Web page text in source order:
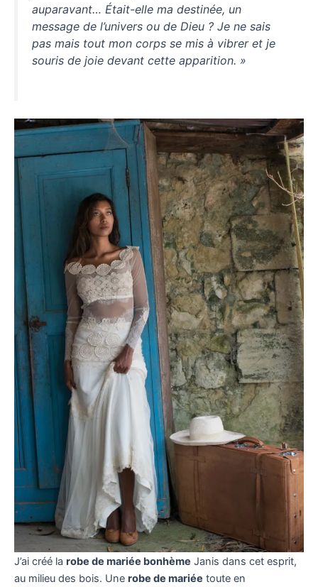
auparavant… Était-elle ma destinée, un
message de l’univers ou de Dieu ? Je ne sais
pas mais tout mon corps se mis à vibrer et je
souris de joie devant cette apparition. »
J’ai créé la robe de mariée bonhème Janis dans cet esprit,
au milieu des bois. Une robe de mariée toute en